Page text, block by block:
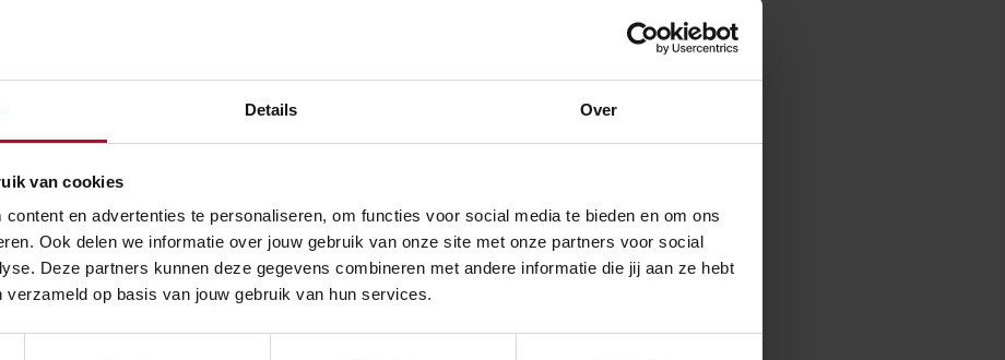
Details Over
van cookies
en advertenties te personaliseren, om functies voor social media te bieden en om ons
Ook delen we informatie over jouw gebruik van onze site met onze partners voor social
Deze partners kunnen deze gegevens combineren met andere informatie die jij aan ze hebt
verzameld op basis van jouw gebruik van hun services.
stations van Nederland.